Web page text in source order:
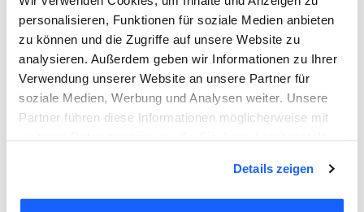
personalisieren, Funktionen für soziale Medien anbieten
zu können und die Zugriffe auf unsere Website zu
analysieren. Außerdem geben wir Informationen zu Ihrer
Verwendung unserer Website an unsere Partner für
soziale Medien, Werbung und Analysen weiter. Unsere
Partner führen diese Informationen möglicherweise mit
gesammelt haben. Sie geben Einwilligung zu unseren
Cookies, wenn Sie unsere Webseite weiterhin nutzen.
Details zeigen